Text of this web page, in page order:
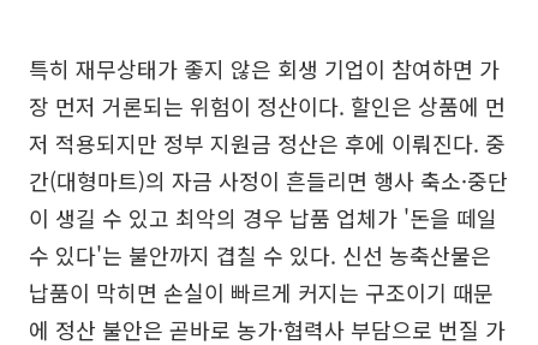
특히 재무상태가 좋지 않은 회생 기업이 참여하면 가
장 먼저 거론되는 위험이 정산이다. 할인은 상품에 먼
저 적용되지만 정부 지원금 정산은 후에 이뤄진다. 중
간(대형마트)의 자금 사정이 흔들리면 행사 축소·중단
이 생길 수 있고 최악의 경우 납품 업체가 '돈을 떼일
수 있다'는 불안까지 겹칠 수 있다. 신선 농축산물은
납품이 막히면 손실이 빠르게 커지는 구조이기 때문
에 정산 불안은 곧바로 농가·협력사 부담으로 번질 가